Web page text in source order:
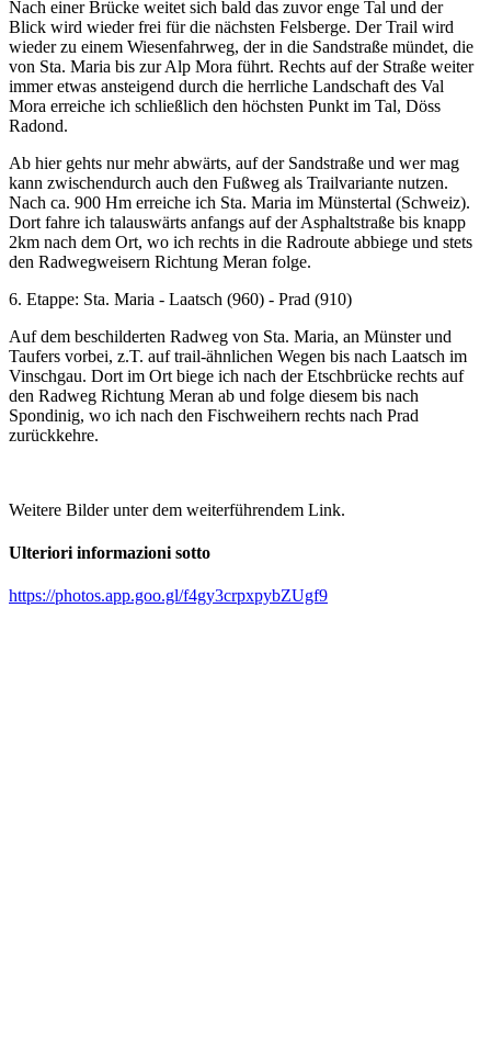
Nach einer Brücke weitet sich bald das zuvor enge Tal und der
Blick wird wieder frei für die nächsten Felsberge. Der Trail wird
wieder zu einem Wiesenfahrweg, der in die Sandstraße mündet, die
von Sta. Maria bis zur Alp Mora führt. Rechts auf der Straße weiter
immer etwas ansteigend durch die herrliche Landschaft des Val
Mora erreiche ich schließlich den höchsten Punkt im Tal, Döss
Radond.
Ab hier gehts nur mehr abwärts, auf der Sandstraße und wer mag
kann zwischendurch auch den Fußweg als Trailvariante nutzen.
Nach ca. 900 Hm erreiche ich Sta. Maria im Münstertal (Schweiz).
Dort fahre ich talauswärts anfangs auf der Asphaltstraße bis knapp
2km nach dem Ort, wo ich rechts in die Radroute abbiege und stets
den Radwegweisern Richtung Meran folge.
6. Etappe: Sta. Maria - Laatsch (960) - Prad (910)
Auf dem beschilderten Radweg von Sta. Maria, an Münster und
Taufers vorbei, z.T. auf trail-ähnlichen Wegen bis nach Laatsch im
Vinschgau. Dort im Ort biege ich nach der Etschbrücke rechts auf
den Radweg Richtung Meran ab und folge diesem bis nach
Spondinig, wo ich nach den Fischweihern rechts nach Prad
zurückkehre.
Weitere Bilder unter dem weiterführendem Link.
Ulteriori informazioni sotto
https://photos.app.goo.gl/f4gy3crpxpybZUgf9